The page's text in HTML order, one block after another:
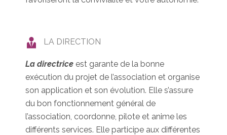
LA DIRECTION
La directrice est garante de la bonne
exécution du projet de l’association et organise
son application et son évolution. Elle s’assure
du bon fonctionnement général de
l’association, coordonne, pilote et anime les
différents services. Elle participe aux différentes